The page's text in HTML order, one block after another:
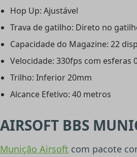
Hop Up: Ajustável
Trava de gatilho: Direto no
Capacidade do Magazine: 22
Velocidade: 330fps com esferas
Trilho: Inferior 20mm
Alcance Efetivo: 40 metros
AIRSOFT BBS
Munição Airsoft com pacote